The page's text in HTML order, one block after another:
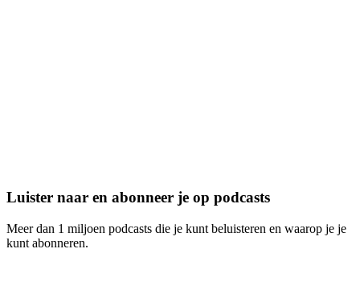
Luister naar en abonneer je op podcasts
Meer dan 1 miljoen podcasts die je kunt beluisteren en waarop je je
kunt abonneren.